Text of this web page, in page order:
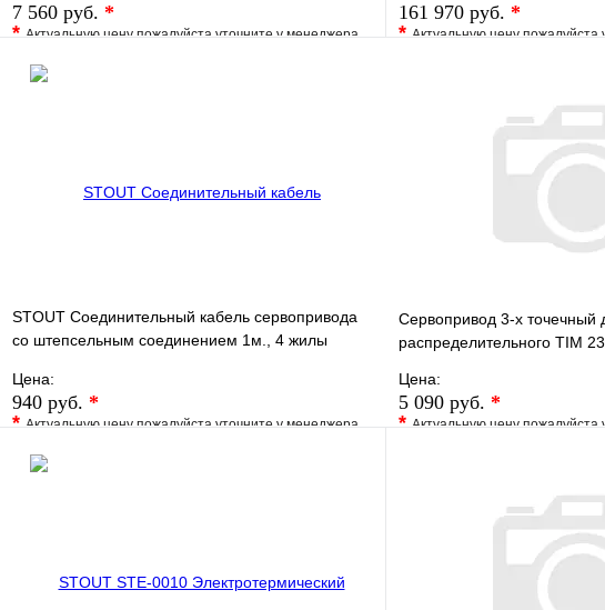
7 560 руб. *
*Актуальную цену пожалуйста уточните у менеджера
В избранное
161 970 руб. *
*Актуальную цену пожалуйста
STOUT Соединительный кабель сервопривода
со штепсельным соединением 1м., 4 жилы
Цена:
940 руб. *
*Актуальную цену пожалуйста уточните у менеджера
В избранное
Сервопривод 3-х точечный
распределительного TIM
Цена:
5 090 руб. *
*Актуальную цену пожалуйста